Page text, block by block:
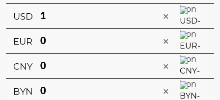
USD ×
EUR ×
CNY ×
BYN ×